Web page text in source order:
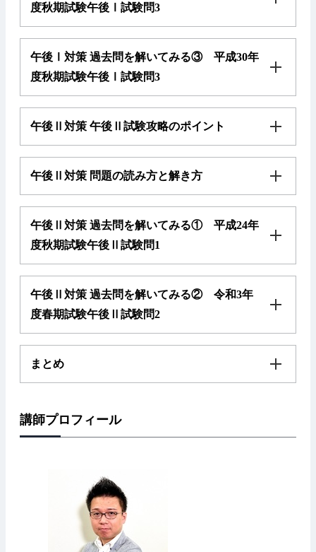
度秋期試験午後Ⅰ試験問3
午後Ⅰ対策 過去問を解いてみる③ 平成30年
度秋期試験午後Ⅰ試験問3
午後Ⅱ対策 午後Ⅱ試験攻略のポイント
午後Ⅱ対策 問題の読み方と解き方
午後Ⅱ対策 過去問を解いてみる① 平成24年
度秋期試験午後Ⅱ試験問1
午後Ⅱ対策 過去問を解いてみる② 令和3年
度春期試験午後Ⅱ試験問2
まとめ
講師プロフィール